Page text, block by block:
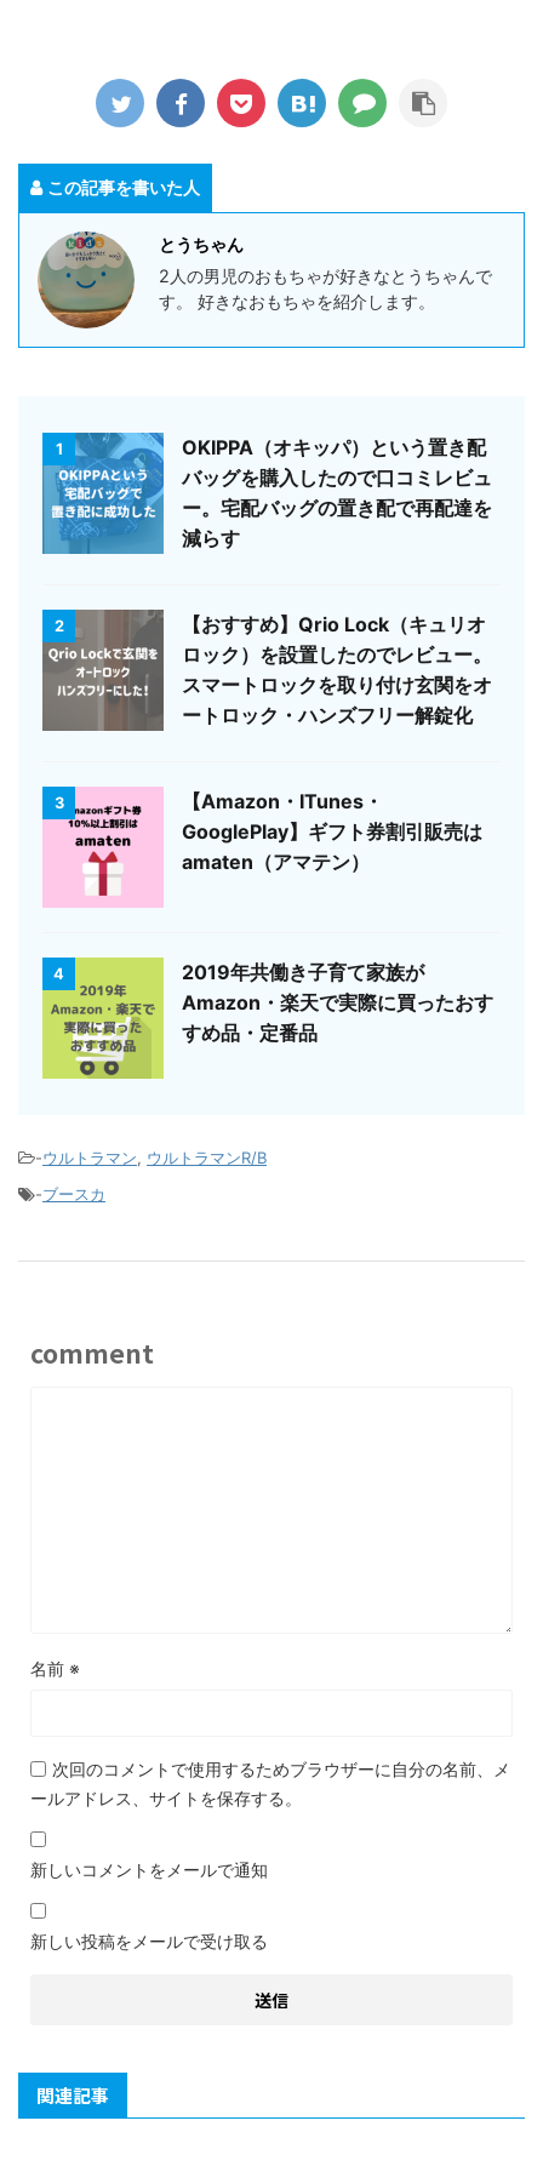
この記事を書いた人
とうちゃん
2人の男児のおもちゃが好きなとうちゃんで
す。 好きなおもちゃを紹介します。
1
OKIPPA（オキッパ）という置き配
バッグを購入したので口コミレビュ
ー。宅配バッグの置き配で再配達を
減らす
2
【おすすめ】Qrio Lock（キュリオ
ロック）を設置したのでレビュー。
スマートロックを取り付け玄関をオ
ートロック・ハンズフリー解錠化
3
【Amazon・ITunes・
GooglePlay】ギフト券割引販売は
amaten（アマテン）
4
2019年共働き子育て家族が
Amazon・楽天で実際に買ったおす
すめ品・定番品
-ウルトラマン, ウルトラマンR/B
-ブースカ
comment
名前 ※
次回のコメントで使用するためブラウザーに自分の名前、メ
ールアドレス、サイトを保存する。
新しいコメントをメールで通知
新しい投稿をメールで受け取る
関連記事